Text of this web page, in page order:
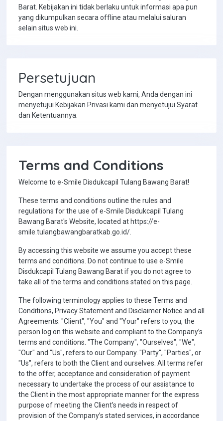
Barat. Kebijakan ini tidak berlaku untuk informasi apa pun
yang dikumpulkan secara offline atau melalui saluran
selain situs web ini.
Persetujuan
Dengan menggunakan situs web kami, Anda dengan ini
menyetujui Kebijakan Privasi kami dan menyetujui Syarat
dan Ketentuannya.
Terms and Conditions
Welcome to e-Smile Disdukcapil Tulang Bawang Barat!
These terms and conditions outline the rules and
regulations for the use of e-Smile Disdukcapil Tulang
Bawang Barat's Website, located at https://e-
smile.tulangbawangbaratkab.go.id/.
By accessing this website we assume you accept these
terms and conditions. Do not continue to use e-Smile
Disdukcapil Tulang Bawang Barat if you do not agree to
take all of the terms and conditions stated on this page.
The following terminology applies to these Terms and
Conditions, Privacy Statement and Disclaimer Notice and all
Agreements: "Client", "You" and "Your" refers to you, the
person log on this website and compliant to the Company’s
terms and conditions. "The Company", "Ourselves", "We",
"Our" and "Us", refers to our Company. "Party", "Parties", or
"Us", refers to both the Client and ourselves. All terms refer
to the offer, acceptance and consideration of payment
necessary to undertake the process of our assistance to
the Client in the most appropriate manner for the express
purpose of meeting the Client’s needs in respect of
provision of the Company’s stated services, in accordance